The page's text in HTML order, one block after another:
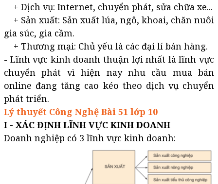
+ Dịch vụ: Internet, chuyển phát, sửa chữa xe...
+ Sản xuất: Sản xuất lúa, ngô, khoai, chăn nuôi
gia súc, gia cầm.
+ Thương mại: Chủ yếu là các đại lí bán hàng.
- Lĩnh vực kinh doanh thuận lợi nhất là lĩnh vực
chuyển phát vì hiện nay nhu cầu mua bán
online đang tăng cao kéo theo dịch vụ chuyển
phát triển.
Lý thuyết Công Nghệ Bài 51 lớp 10
I - XÁC ĐỊNH LĨNH VỰC KINH DOANH
Doanh nghiệp có 3 lĩnh vực kinh doanh: